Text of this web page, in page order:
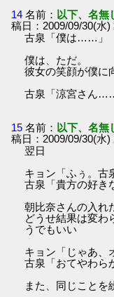
14 名前： 以下、名無
稿日：2009/09/30(水
古泉「僕は……」
僕は、ただ。
彼女の笑顔が僕に
古泉「涼宮さん
15 名前： 以下、名無
稿日：2009/09/30(水
翌日
キョン「ふぅ。古
古泉「貴方の好き
朝比奈さんの入れ
どうせ結果は変わ
うでもいい
キョン「じゃあ、
古泉「おてやわら
また、同じことを